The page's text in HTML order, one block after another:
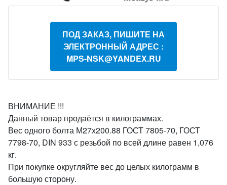
ПОД ЗАКАЗ, ПИШИТЕ НА
ЭЛЕКТРОННЫЙ АДРЕС :
MPS-NSK@YANDEX.RU
ВНИМАНИЕ !!!
Данный товар продаётся в килограммах.
Вес одного болта М27х200.88 ГОСТ 7805-70, ГОСТ
7798-70, DIN 933 с резьбой по всей длине равен 1,076
кг.
При покупке округляйте вес до целых килограмм в
большую сторону.